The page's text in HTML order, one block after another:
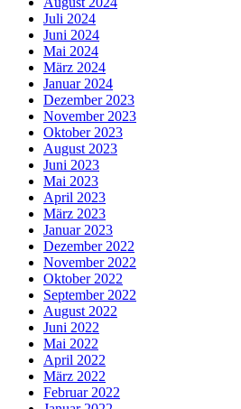
Juli 2024
Juni 2024
Mai 2024
März 2024
Januar 2024
Dezember 2023
November 2023
Oktober 2023
August 2023
Juni 2023
Mai 2023
April 2023
März 2023
Januar 2023
Dezember 2022
November 2022
Oktober 2022
September 2022
August 2022
Juni 2022
Mai 2022
April 2022
März 2022
Februar 2022